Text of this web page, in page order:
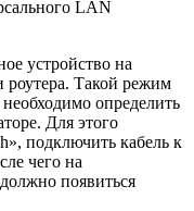
устройство на
роутера. Такой режим
определить
Для этого
подключить кабель к
чего на
появиться